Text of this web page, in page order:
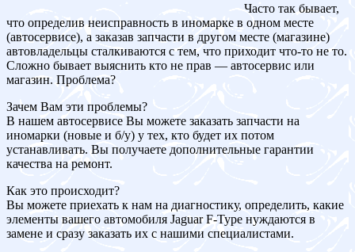
Часто так бывает,
что определив неисправность в иномарке в одном месте
(автосервисе), а заказав запчасти в другом месте (магазине)
автовладельцы сталкиваются с тем, что приходит что-то не то.
Сложно бывает выяснить кто не прав — автосервис или
магазин. Проблема?
Зачем Вам эти проблемы?
В нашем автосервисе Вы можете заказать запчасти на
иномарки (новые и б/у) у тех, кто будет их потом
устанавливать. Вы получаете дополнительные гарантии
качества на ремонт.
Как это происходит?
Вы можете приехать к нам на диагностику, определить, какие
элементы вашего автомобиля Jaguar F-Type нуждаются в
замене и сразу заказать их с нашими специалистами.